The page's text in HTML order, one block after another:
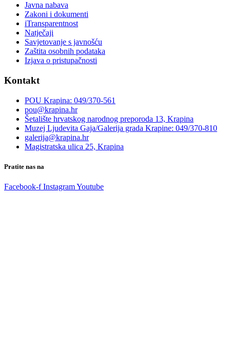
Javna nabava
Zakoni i dokumenti
iTransparentnost
Natječaji
Savjetovanje s javnošću
Zaštita osobnih podataka
Izjava o pristupačnosti
Kontakt
POU Krapina: 049/370-561
pou@krapina.hr
Šetalište hrvatskog narodnog preporoda 13, Krapina
Muzej Ljudevita Gaja/Galerija grada Krapine: 049/370-810
galerija@krapina.hr
Magistratska ulica 25, Krapina
Pratite nas na
Facebook-f InstagramYoutube